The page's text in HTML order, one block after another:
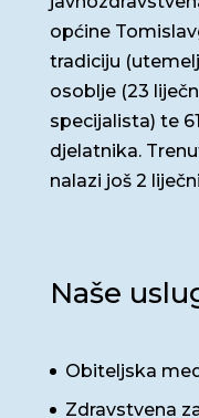
općine
tradiciju
osoblje (23
specijalista) te
djelatnika.
nalazi još 2
Naše
Obiteljska
Zdravstvena